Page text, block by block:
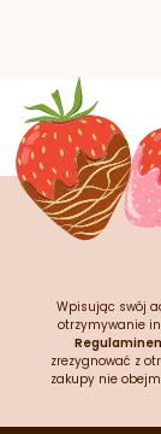
Wpisując swój
otrzymywanie
zrezygnować z
zakupy nie